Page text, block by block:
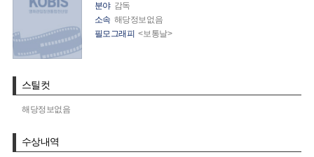
분야 감독
소속 해당정보없음
필모그래피 <보통날>
스틸컷
해당정보없음
수상내역